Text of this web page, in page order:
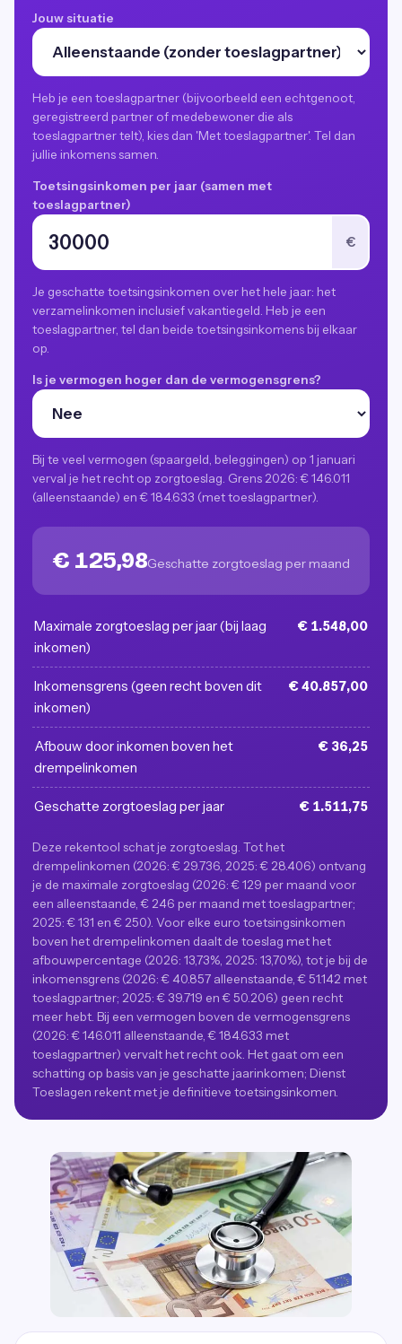
Jouw situatie
Heb je een toeslagpartner (bijvoorbeeld een echtgenoot,
geregistreerd partner of medebewoner die als
toeslagpartner telt), kies dan 'Met toeslagpartner'. Tel dan
jullie inkomens samen.
Toetsingsinkomen per jaar (samen met
toeslagpartner)
€
Je geschatte toetsingsinkomen over het hele jaar: het
verzamelinkomen inclusief vakantiegeld. Heb je een
toeslagpartner, tel dan beide toetsingsinkomens bij elkaar
op.
Is je vermogen hoger dan de vermogensgrens?
Bij te veel vermogen (spaargeld, beleggingen) op 1 januari
verval je het recht op zorgtoeslag. Grens 2026: € 146.011
(alleenstaande) en € 184.633 (met toeslagpartner).
€ 125,98Geschatte zorgtoeslag per maand
Maximale zorgtoeslag per jaar (bij laag
inkomen)
€ 1.548,00
Inkomensgrens (geen recht boven dit
inkomen)
€ 40.857,00
Afbouw door inkomen boven het
drempelinkomen
€ 36,25
Geschatte zorgtoeslag per jaar € 1.511,75
Deze rekentool schat je zorgtoeslag. Tot het
drempelinkomen (2026: € 29.736, 2025: € 28.406) ontvang
je de maximale zorgtoeslag (2026: € 129 per maand voor
een alleenstaande, € 246 per maand met toeslagpartner;
2025: € 131 en € 250). Voor elke euro toetsingsinkomen
boven het drempelinkomen daalt de toeslag met het
afbouwpercentage (2026: 13,73%, 2025: 13,70%), tot je bij de
inkomensgrens (2026: € 40.857 alleenstaande, € 51.142 met
toeslagpartner; 2025: € 39.719 en € 50.206) geen recht
meer hebt. Bij een vermogen boven de vermogensgrens
(2026: € 146.011 alleenstaande, € 184.633 met
toeslagpartner) vervalt het recht ook. Het gaat om een
schatting op basis van je geschatte jaarinkomen; Dienst
Toeslagen rekent met je definitieve toetsingsinkomen.